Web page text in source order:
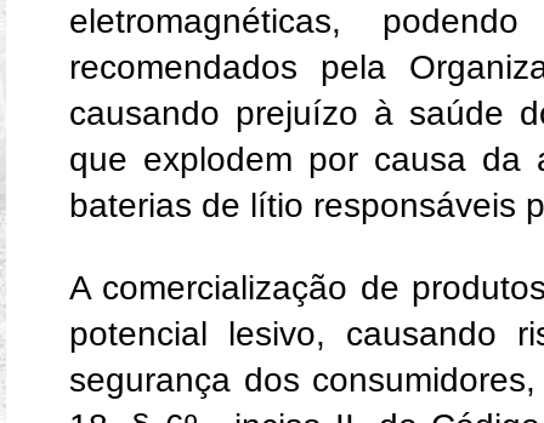
eletromagnéticas,
recomendados pela
causando prejuízo à saúde
que explodem por causa da
baterias de lítio responsáveis
A comercialização de
potencial lesivo, causando
segurança dos